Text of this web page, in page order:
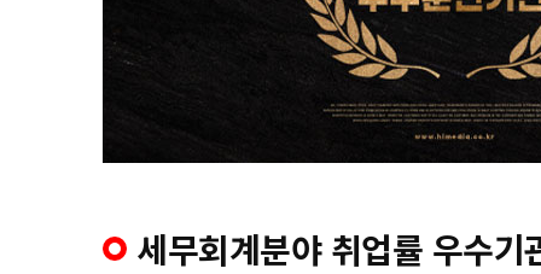
세무회계분야 취업률 우수기